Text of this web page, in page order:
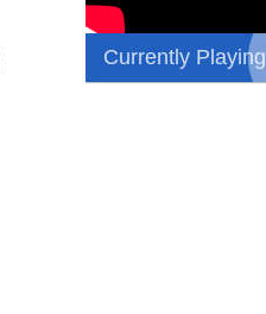
Currently Playing